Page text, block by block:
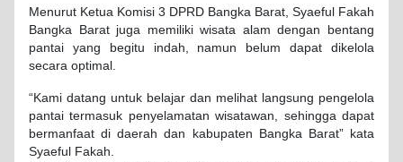
Menurut Ketua Komisi 3 DPRD Bangka Barat, Syaeful Fakah
Bangka Barat juga memiliki wisata alam dengan bentang
pantai yang begitu indah, namun belum dapat dikelola
secara optimal.
“Kami datang untuk belajar dan melihat langsung pengelola
pantai termasuk penyelamatan wisatawan, sehingga dapat
bermanfaat di daerah dan kabupaten Bangka Barat” kata
Syaeful Fakah.